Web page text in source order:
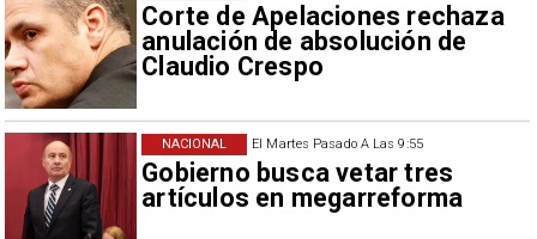
Corte de Apelaciones rechaza
anulación de absolución de
Claudio Crespo
El Martes Pasado A Las 9:55
Gobierno busca vetar tres
artículos en megarreforma
NACIONAL